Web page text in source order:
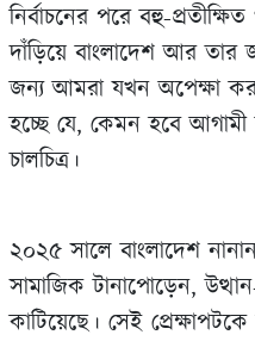
নির্বাচনের পরে বহু-প্রতীক্ষিত
দাঁড়িয়ে বাংলাদেশ আর
জন্য আমরা যখন অপেক্ষা
হচ্ছে যে, কেমন হবে আগামী
চালচিত্র।
২০২৫ সালে বাংলাদেশ
সামাজিক টানাপোড়েন,
কাটিয়েছে। সেই প্রেক্ষাপটকে